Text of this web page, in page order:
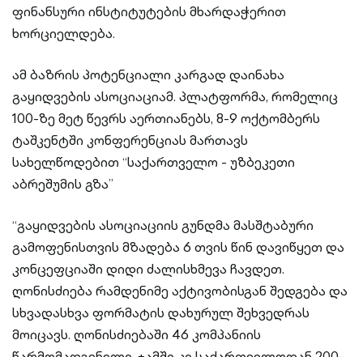
ფინანსური ინსტიტუტების მხარდაჭერით
ხორციელდება.
ამ ბაზრის პოტენციალი კარგად დაინახა
გაყიდვების ასოციაციამ. პლატფორმა, რომელიც
100-ზე მეტ წევრს აერთიანებს, 8-9 ოქტომბერს
ტაშკენტში კონფერენციას მართავს
სახელწოდებით “საქართველო - უზბეკეთი
აბრეშუმის გზა”
“გაყიდვების ასოციაციის გუნდმა მასშტაბური
გამოფენისთვის მზადება 6 თვის წინ დავიწყეთ და
კონცეფციაში დიდი ძალისხმევა ჩავდეთ.
ღონისძიება რამდენიმე აქტივობისგან შედგება და
სხვადასხვა ფორმატის დახურულ შეხვედრას
მოიცავს. ღონისძიებაში 46 კომპანიის